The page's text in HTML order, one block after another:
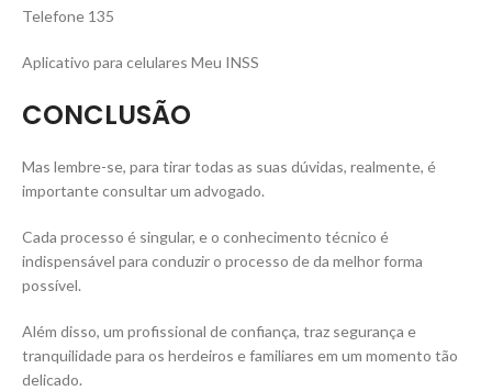
Telefone 135
Aplicativo para celulares Meu INSS
CONCLUSÃO
Mas lembre-se, para tirar todas as suas dúvidas, realmente, é
importante consultar um advogado.
Cada processo é singular, e o conhecimento técnico é
indispensável para conduzir o processo de da melhor forma
possível.
Além disso, um profissional de confiança, traz segurança e
tranquilidade para os herdeiros e familiares em um momento tão
delicado.